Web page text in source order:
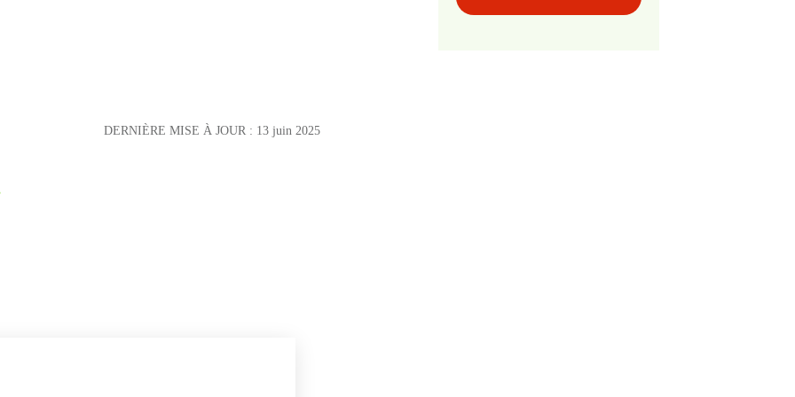
DERNIÈRE MISE À JOUR : 13 juin 2025